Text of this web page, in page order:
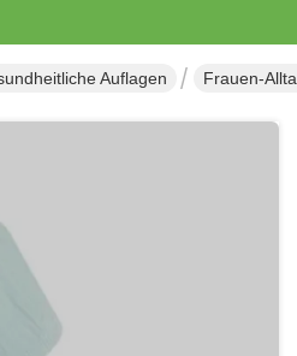
Auflagen Frauen-